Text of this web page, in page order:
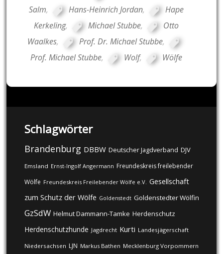
Salm, Hans-Heinrich Jordan,
Hape
Kerkeling, Michael Stubbe,
Otto
Waalkes, Prof. Dr. Michael Stubbe,
Prof. Michael Stubbe, Wolf, Wölfe
Schlagwörter
Brandenburg DBBW Deutscher Jagdverband DJV
Emsland Ernst-Ingolf Angermann Freundeskreis freilebender
Wölfe Freundeskreis Freilebender Wölfe e.V. Gesellschaft
zum Schutz der Wölfe Goldenstedt Goldenstedter Wölfin
GzSdW Helmut Dammann-Tamke Herdenschutz
Herdenschutzhunde Jagdrecht Kurti Landesjägerschaft
Niedersachsen LJN Markus Bathen Mecklenburg Vorpommern